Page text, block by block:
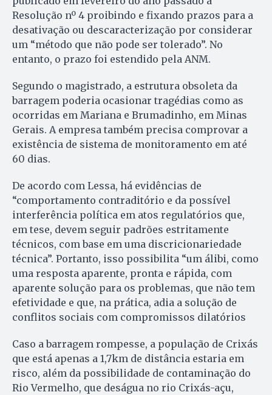
Resolução nº 4 proibindo e fixando prazos para a
desativação ou descaracterização por considerar
um “método que não pode ser tolerado”. No
entanto, o prazo foi estendido pela ANM.
Segundo o magistrado, a estrutura obsoleta da
barragem poderia ocasionar tragédias como as
ocorridas em Mariana e Brumadinho, em Minas
Gerais. A empresa também precisa comprovar a
existência de sistema de monitoramento em até
60 dias.
De acordo com Lessa, há evidências de
“comportamento contraditório e da possível
interferência política em atos regulatórios que,
em tese, devem seguir padrões estritamente
técnicos, com base em uma discricionariedade
técnica”. Portanto, isso possibilita “um álibi, como
uma resposta aparente, pronta e rápida, com
aparente solução para os problemas, que não tem
efetividade e que, na prática, adia a solução de
conflitos sociais com compromissos dilatórios
Caso a barragem rompesse, a população de Crixás
que está apenas a 1,7km de distância estaria em
risco, além da possibilidade de contaminação do
Rio Vermelho, que deságua no rio Crixás-açu,